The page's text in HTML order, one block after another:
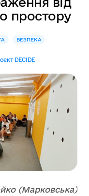
простору
БЕЗПЕКА
DECIDE
(Марковська)